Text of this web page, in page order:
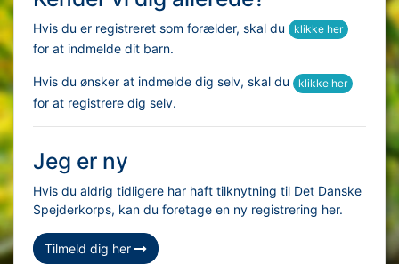
Hvis du er registreret som forælder, skal du klikke her
for at indmelde dit barn.
Hvis du ønsker at indmelde dig selv, skal du klikke her
for at registrere dig selv.
Jeg er ny
Hvis du aldrig tidligere har haft tilknytning til Det Danske
Spejderkorps, kan du foretage en ny registrering her.
Tilmeld dig her